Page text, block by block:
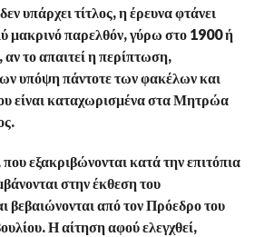
υπάρχει τίτλος, η έρευνα φτάνει
μακρινό παρελθόν, γύρω στο 1900 ή
αν το απαιτεί η περίπτωση,
υπόψη πάντοτε των φακέλων και
είναι καταχωρισμένα στα Μητρώα
εξακριβώνονται κατά την επιτόπια
στην έκθεση του
βεβαιώνονται από τον Πρόεδρο του
Η αίτηση αφού ελεγχθεί,